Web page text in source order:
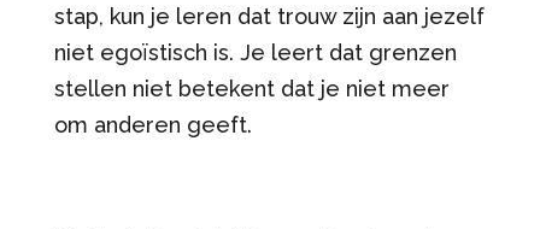
stap, kun je leren dat trouw zijn aan jezelf
niet egoïstisch is. Je leert dat grenzen
stellen niet betekent dat je niet meer
om anderen geeft.